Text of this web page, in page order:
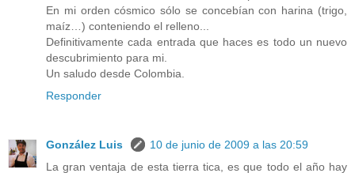
En mi orden cósmico sólo se concebían con harina (trigo,
maíz…) conteniendo el relleno...
Definitivamente cada entrada que haces es todo un nuevo
descubrimiento para mi.
Un saludo desde Colombia.
Responder
González Luis
10 de junio de 2009 a las 20:59
La gran ventaja de esta tierra tica, es que todo el año hay